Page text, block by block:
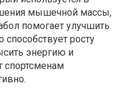
мышечной массы,
помогает улучшить
способствует росту
энергию и
спортсменам